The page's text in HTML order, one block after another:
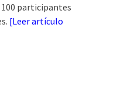
100 participantes
[Leer artículo